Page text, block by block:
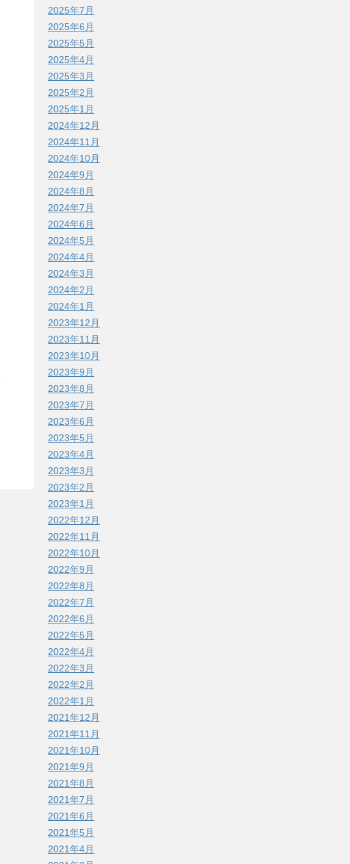
2025年7月
2025年6月
2025年5月
2025年4月
2025年3月
2025年2月
2025年1月
2024年12月
2024年11月
2024年10月
2024年9月
2024年8月
2024年7月
2024年6月
2024年5月
2024年4月
2024年3月
2024年2月
2024年1月
2023年12月
2023年11月
2023年10月
2023年9月
2023年8月
2023年7月
2023年6月
2023年5月
2023年4月
2023年3月
2023年2月
2023年1月
2022年12月
2022年11月
2022年10月
2022年9月
2022年8月
2022年7月
2022年6月
2022年5月
2022年4月
2022年3月
2022年2月
2022年1月
2021年12月
2021年11月
2021年10月
2021年9月
2021年8月
2021年7月
2021年6月
2021年5月
2021年4月